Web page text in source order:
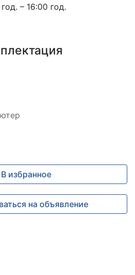
– 16:00 год.
В избранное
на объявление